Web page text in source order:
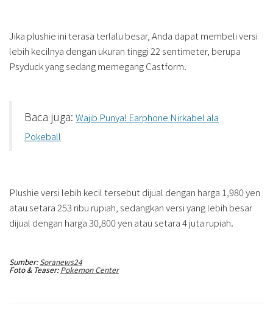
Jika plushie ini terasa terlalu besar, Anda dapat membeli versi
lebih kecilnya dengan ukuran tinggi 22 sentimeter, berupa
Psyduck yang sedang memegang Castform.
Baca juga: Wajib Punya! Earphone Nirkabel ala
Pokeball
Plushie versi lebih kecil tersebut dijual dengan harga 1,980 yen
atau setara 253 ribu rupiah, sedangkan versi yang lebih besar
dijual dengan harga 30,800 yen atau setara 4 juta rupiah.
Sumber:Soranews24
Foto & Teaser:Pokemon Center